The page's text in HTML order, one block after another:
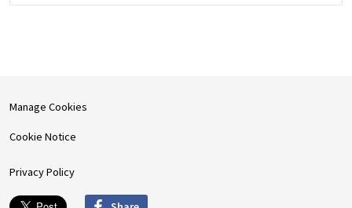
Manage Cookies
Cookie Notice
Privacy Policy